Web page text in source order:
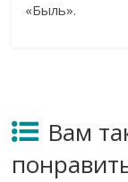
«Быль».
Вам